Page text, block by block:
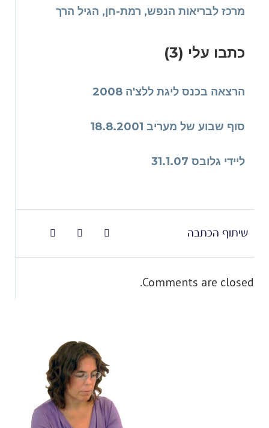
מרכז לבריאות הנפש, רמת-חן, הגיל הרך
כתבו עלי (3)
הרצאה בכנס ליגת ללצ'ה 2008
סוף שבוע של מעריב 18.8.2001
ליידי גלובס 31.1.07
שיתוף הכתבה
Comments are closed.